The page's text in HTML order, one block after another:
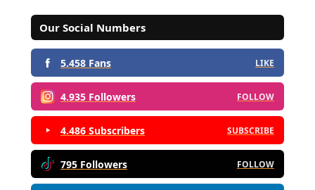
Our Social Numbers
5.458 Fans LIKE
4.935 Followers FOLLOW
4.486 Subscribers SUBSCRIBE
795 Followers FOLLOW